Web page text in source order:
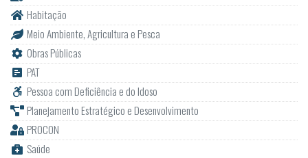
Habitação
Meio Ambiente, Agricultura e Pesca
Obras Públicas
PAT
Pessoa com Deficiência e do Idoso
Planejamento Estratégico e Desenvolvimento
PROCON
Saúde